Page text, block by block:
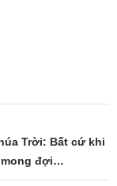
Trời: Bất cứ khi
mong đợi…